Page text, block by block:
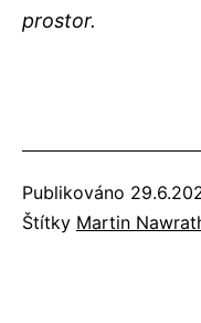
prostor.
Publikováno
Štítky Martin